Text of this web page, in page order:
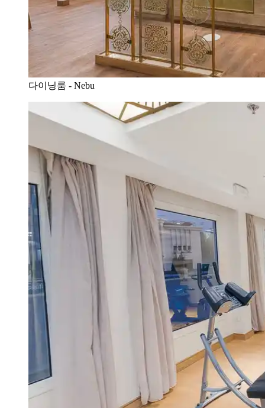
다이닝룸 - Nebu